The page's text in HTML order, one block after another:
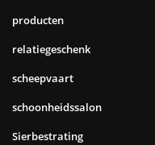
producten
relatiegeschenk
scheepvaart
schoonheidssalon
Sierbestrating